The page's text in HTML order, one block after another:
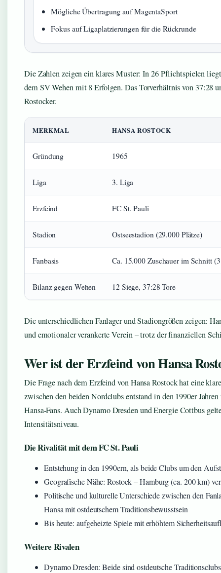
Mögliche Übertragung auf MagentaSport
Fokus auf Ligaplatzierungen für die Rückrunde
Die Zahlen zeigen ein klares Muster: In 26 Pflichtspielen
dem SV Wehen mit 8 Erfolgen. Das Torverhältnis von 37:28
Rostocker.
MERKMAL HANSA ROSTOCK
Gründung 1965
Liga 3. Liga
Erzfeind FC St. Pauli
Stadion Ostseestadion (29.000 Plätze)
Fanbasis Ca. 15.000 Zuschauer im Schnitt
Bilanz gegen Wehen 12 Siege, 37:28 Tore
Die unterschiedlichen Fanlager und Stadiongrößen zeigen:
und emotionaler verankerte Verein – trotz der finanziellen
Wer ist der Erzfeind von Hansa
Die Frage nach dem Erzfeind von Hansa Rostock hat eine
zwischen den beiden Nordclubs entstand in den 1990er
Hansa-Fans. Auch Dynamo Dresden und Energie Cottbus
Intensitätsniveau.
Die Rivalität mit dem FC St. Pauli
Entstehung in den 1990ern, als beide Clubs um den
Geografische Nähe: Rostock – Hamburg (ca. 200 km)
Politische und kulturelle Unterschiede zwischen den
Hansa mit ostdeutschem Traditionsbewusstsein
Bis heute: aufgeheizte Spiele mit erhöhtem
Weitere Rivalen
Dynamo Dresden: Beide sind ostdeutsche